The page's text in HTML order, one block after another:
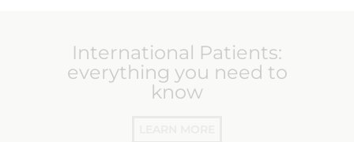
International Patients:
everything you need to
know